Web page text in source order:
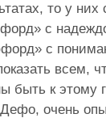
то у
с
с
всем,
быть к этому
Дефо, очень